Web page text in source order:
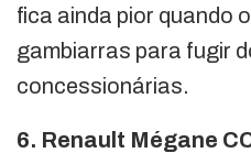
fica ainda pior quando
gambiarras para fugir
concessionárias.
6. Renault Mégane